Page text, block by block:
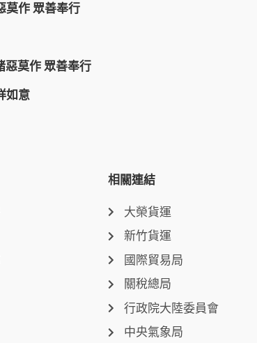
莫作 眾善奉行
如意
相關連結
大榮貨運
新竹貨運
國際貿易局
關稅總局
行政院大陸委員會
中央氣象局